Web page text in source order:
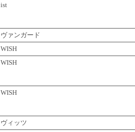
ist
ヴァンガード
WISH
WISH
WISH
ヴィッツ